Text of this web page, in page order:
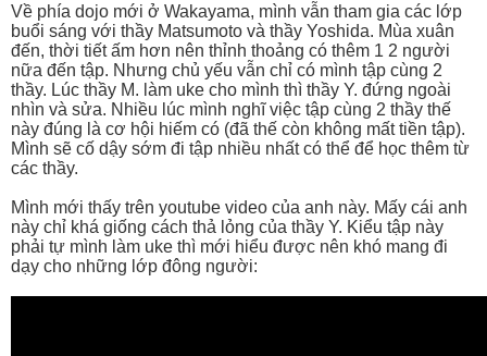
Về phía dojo mới ở Wakayama, mình vẫn tham gia các lớp
buổi sáng với thầy Matsumoto và thầy Yoshida. Mùa xuân
đến, thời tiết ấm hơn nên thỉnh thoảng có thêm 1 2 người
nữa đến tập. Nhưng chủ yếu vẫn chỉ có mình tập cùng 2
thầy. Lúc thầy M. làm uke cho mình thì thầy Y. đứng ngoài
nhìn và sửa. Nhiều lúc mình nghĩ việc tập cùng 2 thầy thế
này đúng là cơ hội hiếm có (đã thế còn không mất tiền tập).
Mình sẽ cố dậy sớm đi tập nhiều nhất có thể để học thêm từ
các thầy.
Mình mới thấy trên youtube video của anh này. Mấy cái anh
này chỉ khá giống cách thả lỏng của thầy Y. Kiểu tập này
phải tự mình làm uke thì mới hiểu được nên khó mang đi
dạy cho những lớp đông người: